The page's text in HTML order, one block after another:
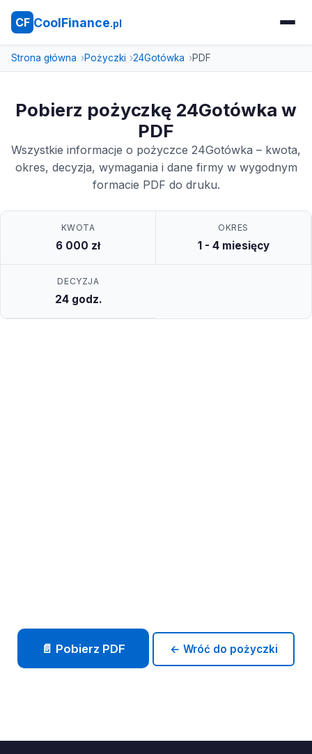
CF CoolFinance.pl
Strona główna Pożyczki 24Gotówka PDF
Pobierz pożyczkę 24Gotówka w
PDF
Wszystkie informacje o pożyczce 24Gotówka – kwota,
okres, decyzja, wymagania i dane firmy w wygodnym
formacie PDF do druku.
KWOTA
6 000 zł
OKRES
1 - 4 miesięcy
DECYZJA
24 godz.
📄 Pobierz PDF ← Wróć do pożyczki